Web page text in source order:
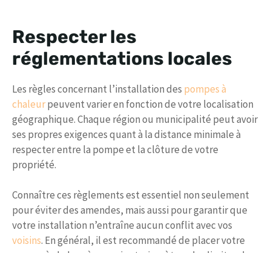
Respecter les
réglementations locales
Les règles concernant l’installation des pompes à
chaleurpeuvent varier en fonction de votre localisation
géographique. Chaque région ou municipalité peut avoir
ses propres exigences quant à la distance minimale à
respecter entre la pompe et la clôture de votre
propriété.
Connaître ces règlements est essentiel non seulement
pour éviter des amendes, mais aussi pour garantir que
votre installation n’entraîne aucun conflit avec vos
voisins. En général, il est recommandé de placer votre